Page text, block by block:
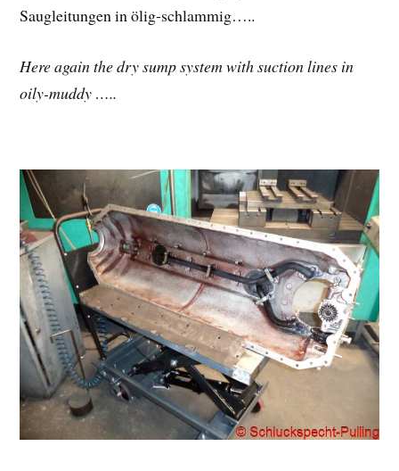
Saugleitungen in ölig-schlammig…..
Here again the dry sump system with suction lines in
oily-muddy …..